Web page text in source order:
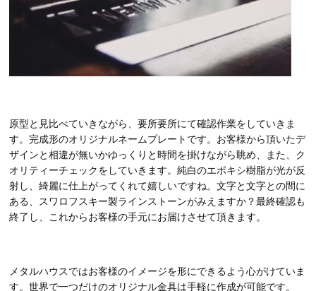
原型と見比べていきながら、要所要所にて確認作業をしていきま
す。完成形のオリジナルネームプレートです。お客様から頂いたデ
ザインと相違が無いかゆっくりと時間を掛けながら眺め、また、ク
オリティーチェックをしていきます。純白のエポキシ樹脂が光が反
射し、綺麗に仕上がってくれて嬉しいですね。文字と文字との間に
ある、スワロフスキー製ラインストーンがみえますか？最終確認も
終了し、これからお客様の手元にお届けさせて頂きます。
メタルハウスではお客様のイメージを形にできるよう心がけていま
す。世界で一つだけのオリジナル金具は手軽に作成が可能です。